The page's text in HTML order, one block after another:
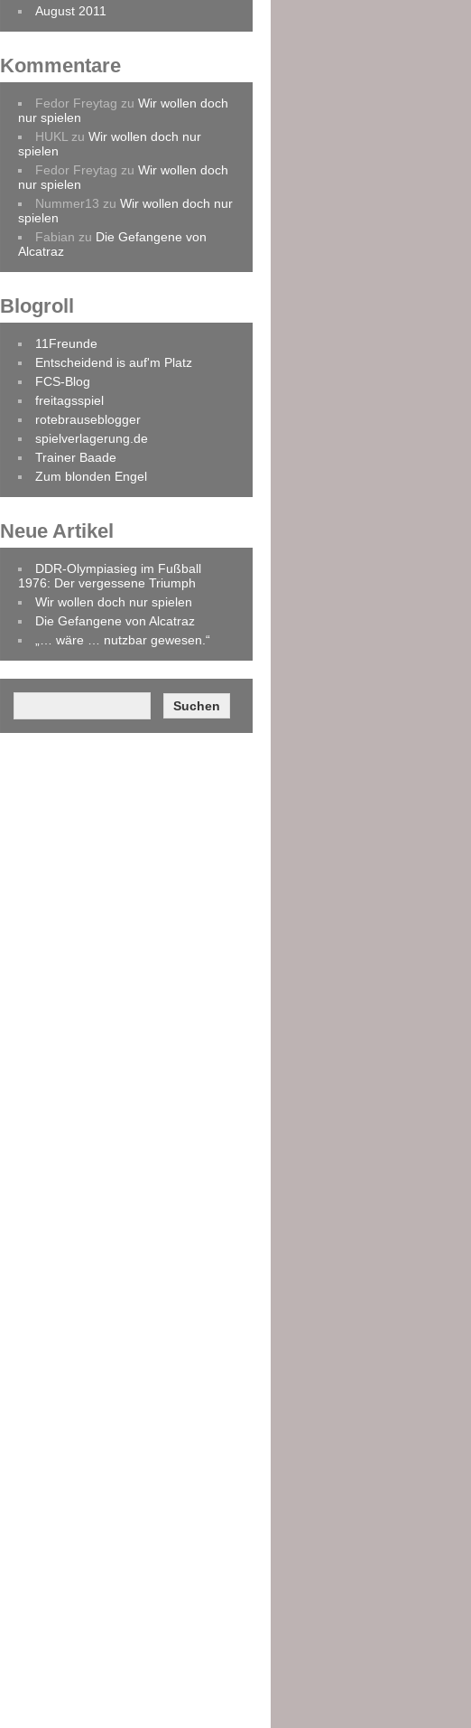
August 2011
Kommentare
Fedor Freytag zuWir wollen doch
nur spielen
HUKL zuWir wollen doch nur
spielen
Fedor Freytag zuWir wollen doch
nur spielen
Nummer13 zuWir wollen doch nur
spielen
Fabian zu Die Gefangene von
Alcatraz
Blogroll
11Freunde
Entscheidend is auf'm Platz
FCS-Blog
freitagsspiel
rotebrauseblogger
spielverlagerung.de
Trainer Baade
Zum blonden Engel
Neue Artikel
DDR-Olympiasieg im Fußball
1976: Der vergessene Triumph
Wir wollen doch nur spielen
Die Gefangene von Alcatraz
„… wäre … nutzbar gewesen.“